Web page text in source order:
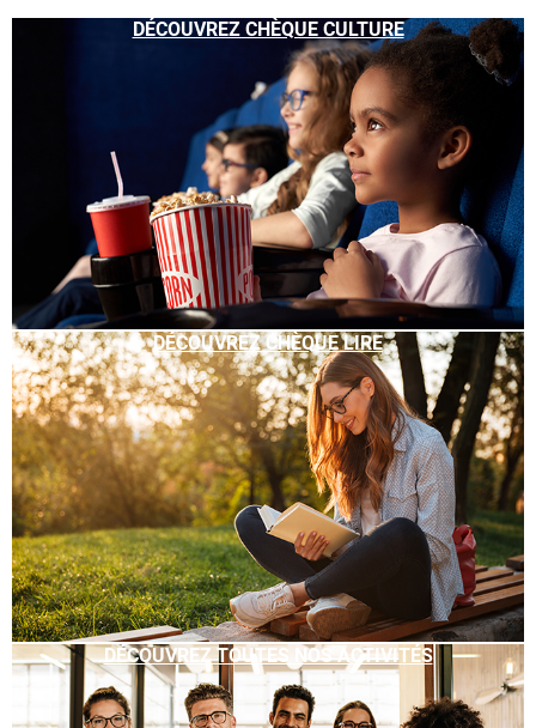
DÉCOUVREZ CHÈQUE CULTURE
DÉCOUVREZ CHÈQUE LIRE
DÉCOUVREZ TOUTES NOS ACTIVITÉS